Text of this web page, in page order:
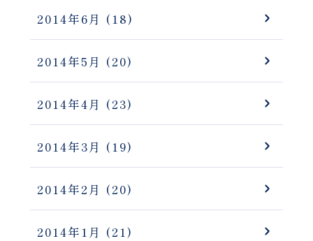
2014年6月 (18)
2014年5月 (20)
2014年4月 (23)
2014年3月 (19)
2014年2月 (20)
2014年1月 (21)